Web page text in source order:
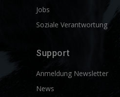
Jobs
Soziale Verantwortung
Support
Anmeldung Newsletter
News